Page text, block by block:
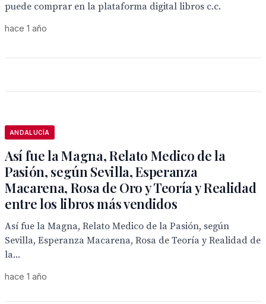
puede comprar en la plataforma digital libros c.c.
hace 1 año
ANDALUCÍA
Así fue la Magna, Relato Medico de la
Pasión, según Sevilla, Esperanza
Macarena, Rosa de Oro y Teoría y Realidad
entre los libros más vendidos
Así fue la Magna, Relato Medico de la Pasión, según
Sevilla, Esperanza Macarena, Rosa de Teoría y Realidad de
la...
hace 1 año